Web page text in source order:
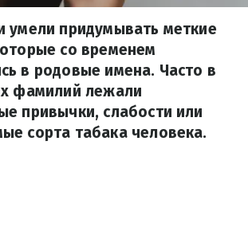
умели придумывать меткие
со временем
в родовые имена. Часто в
фамилий лежали
привычки, слабости или
сорта табака человека.